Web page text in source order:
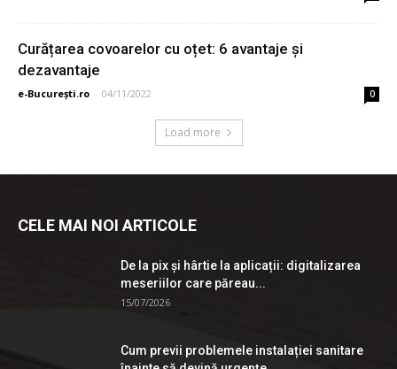
Curățarea covoarelor cu oțet: 6 avantaje și
dezavantaje
e-București.ro - 04/11/2022 0
Load more
CELE MAI NOI ARTICOLE
De la pix şi hârtie la aplicații: digitalizarea
meseriilor care păreau...
15/07/2026
Cum previi problemele instalației sanitare